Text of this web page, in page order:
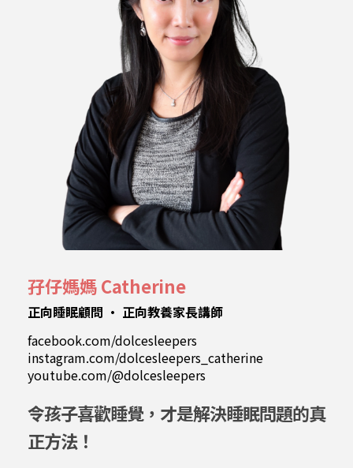
孖仔媽媽 Catherine
正向睡眠顧問 • 正向教養家長講師
facebook.com/dolcesleepers
instagram.com/dolcesleepers_catherine
youtube.com/@dolcesleepers
令孩子喜歡睡覺，才是解決睡眠問題的真
正方法！